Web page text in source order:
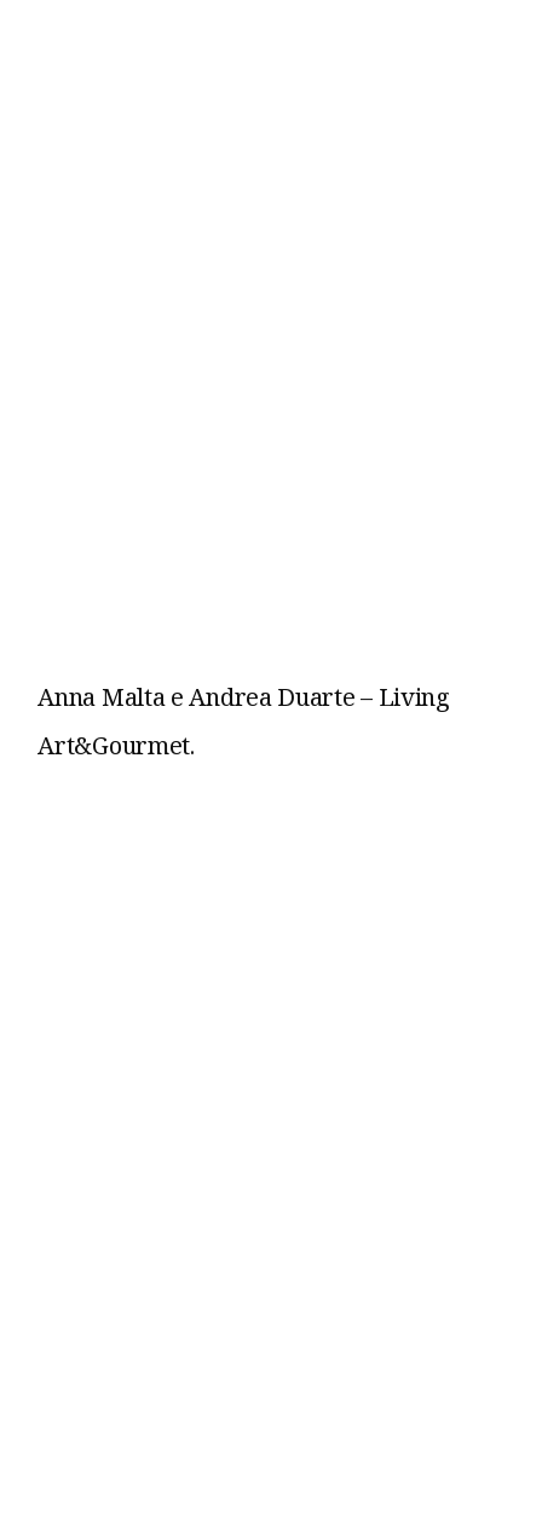
Anna Malta e Andrea Duarte – Living
Art&Gourmet.